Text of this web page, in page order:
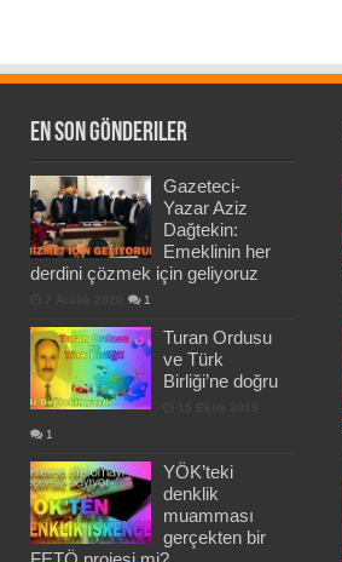
En Son Gönderiler
Gazeteci-
Yazar Aziz
Dağtekin:
Emeklinin her
derdini çözmek için geliyoruz
1
Turan Ordusu
ve Türk
Birliği’ne doğru
1
YÖK’teki
denklik
muamması
gerçekten bir